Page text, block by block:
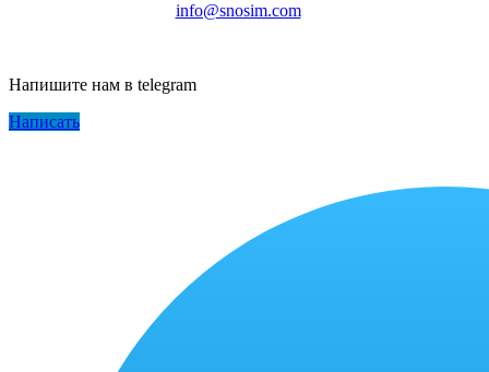
info@snosim.com
Напишите нам в telegram
Написать